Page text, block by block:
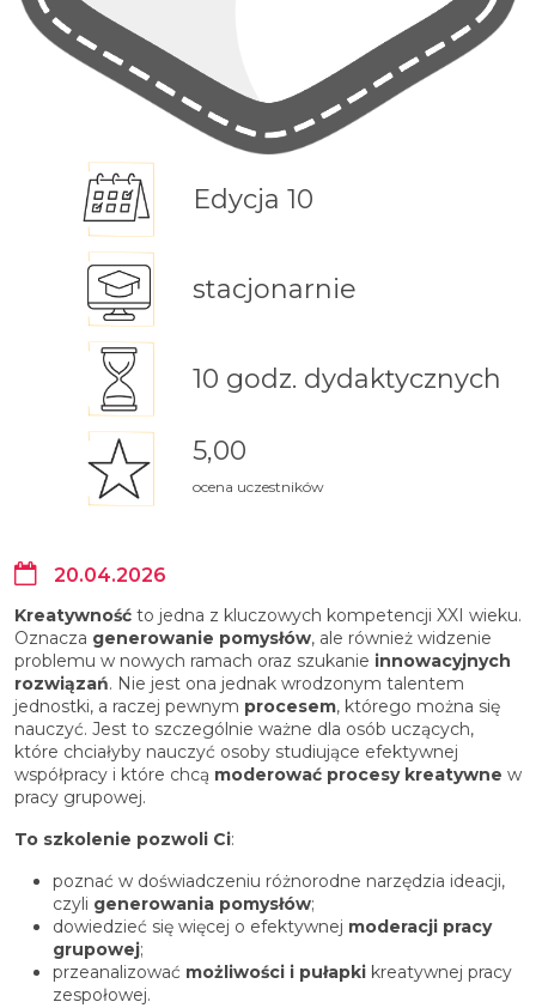
Edycja 10
stacjonarnie
10 godz. dydaktycznych
5,00
ocena uczestników
20.04.2026
Kreatywność to jedna z kluczowych kompetencji XXI wieku.
Oznacza generowanie pomysłów, ale również widzenie
problemu w nowych ramach oraz szukanie innowacyjnych
rozwiązań. Nie jest ona jednak wrodzonym talentem
jednostki, a raczej pewnym procesem, którego można się
nauczyć. Jest to szczególnie ważne dla osób uczących,
które chciałyby nauczyć osoby studiujące efektywnej
współpracy i które chcą moderować procesy kreatywne w
pracy grupowej.
To szkolenie pozwoli Ci:
poznać w doświadczeniu różnorodne narzędzia ideacji,
czyli generowania pomysłów;
dowiedzieć się więcej o efektywnej moderacji pracy
grupowej;
przeanalizować możliwości i pułapki kreatywnej pracy
zespołowej.